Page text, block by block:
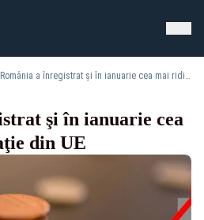
România a înregistrat şi în ianuarie cea mai ridicată inflaţie din UE
şi în ianuarie cea
din UE